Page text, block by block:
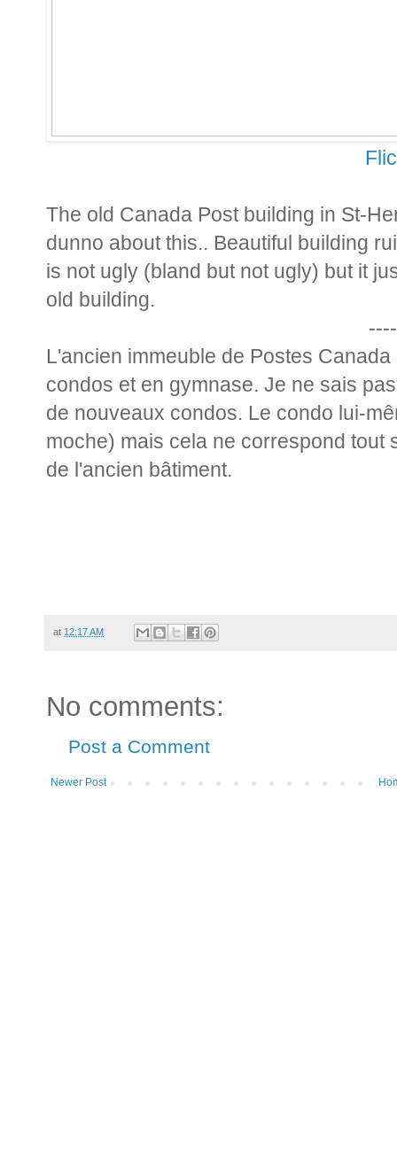
The old Canada Post building in St-
dunno about this.. Beautiful building
is not ugly (bland but not ugly) but it
old building.
L'ancien immeuble de Postes
condos et en gymnase. Je ne sais
de nouveaux condos. Le condo lui-
moche) mais cela ne correspond tout
de l'ancien bâtiment.
at 12:17 AM
No comments:
Post a Comment
Newer Post